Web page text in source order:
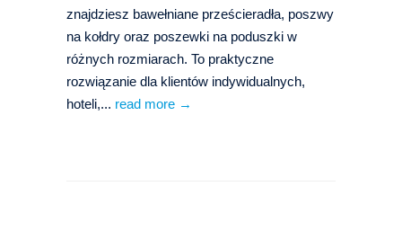
znajdziesz bawełniane prześcieradła, poszwy
na kołdry oraz poszewki na poduszki w
różnych rozmiarach. To praktyczne
rozwiązanie dla klientów indywidualnych,
hoteli,... read more →